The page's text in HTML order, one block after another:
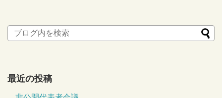
最近の投稿